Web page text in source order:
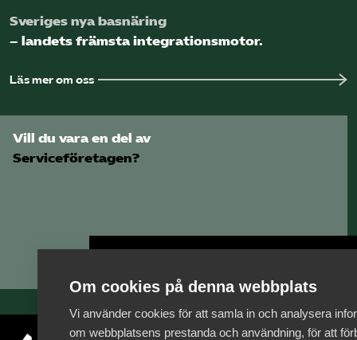
Beställ trycksaker
Sveriges nya basnäring
– landets främsta integrationsmotor.
Läs mer om oss
Vill du vara en del av
Serviceföretagen?
Om cookies på denna webbplats
Vi använder cookies för att samla in och analysera
om webbplatsens prestanda och användning, för att